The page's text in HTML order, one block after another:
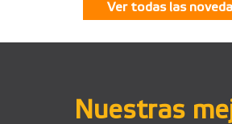
Ver todas las
Nuestras